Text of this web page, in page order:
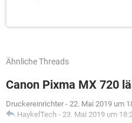
Ähnliche Threads
Canon Pixma MX 720
Druckereinrichter - 22. Mai 2019 um
HaykelTech - 23. Mai 2019 um